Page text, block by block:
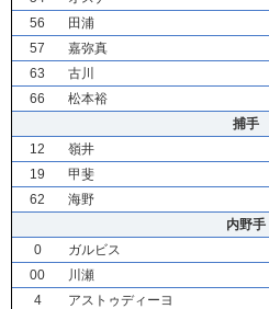
56
田浦
57
嘉弥真
63
古川
66
松本裕
捕手
12
嶺井
19
甲斐
62
海野
内野手
0
ガルビス
00
川瀬
4
アストゥディーヨ